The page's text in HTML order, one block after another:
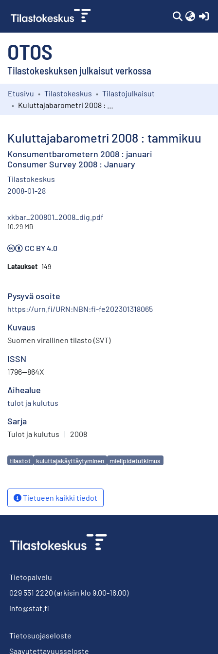
OTOS
Tilastokeskuksen julkaisut verkossa
Kokoelmat
Etusivu Tilastokeskus
Tilastojulkaisut
Kuluttajabarometri 2008 : tammikuu
Konsumentbarometern 2008 : januari
Consumer Survey 2008 : January
Tilastokeskus
2008-01-28
xkbar_200801_2008_dig.pdf
10.29 MB
CC BY 4.0
Lataukset 149
Pysyvä osoite
https://urn.fi/URN:NBN:fi-fe202301318065
Kuvaus
Suomen virallinen tilasto (SVT)
ISSN
1796—864X
Aihealue
tulot ja kulutus
Sarja
Tulot ja kulutus | 2008
Avainsanat
tilastot kuluttajakäyttäytyminen mielipidetutkimus
Tietueen kaikki tiedot
Tietopalvelu
029 551 2220 (arkisin klo 9.00-16.00)
info@stat.fi
Tietosuojaseloste
Saavutettavuusseloste